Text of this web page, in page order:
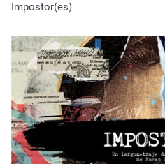
Impostor(es)